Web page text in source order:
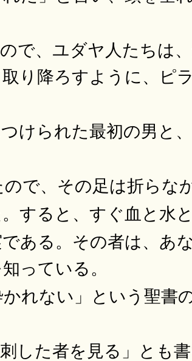
で、ユダヤ人たちは
り降ろすように、ピ
けられた最初の男と
で、その足は折らなか
すると、すぐ血と水と
ある。その者は、あ
っている。
れない」という聖書
した者を見る」とも書